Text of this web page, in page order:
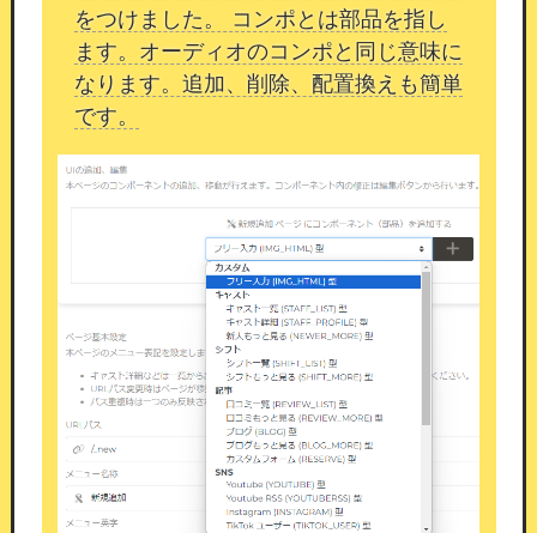
まいります。引き続きカムスタをよろしくお願い
いたします。
機能
のご案内
26/03/25 15:20
平素よりカムスタをご利用いただき、誠にありが
このたび、「シンプルWPコン
ポーネント」を新たに追加いたしましたのでご案
内いたします。
をつけました。 コンポとは部品を指し
ます。オーディオのコンポと同じ意味に
なります。追加、削除、配置換えも簡単
です。